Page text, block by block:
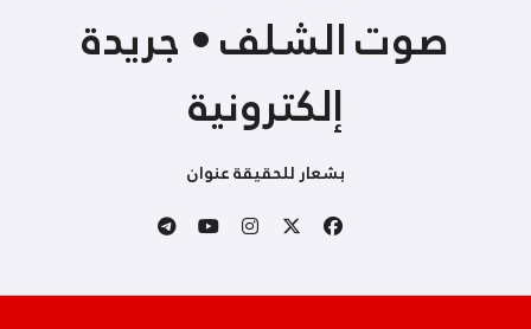
صوت الشلف • جريدة
إلكترونية
بشعار للحقيقة عنوان